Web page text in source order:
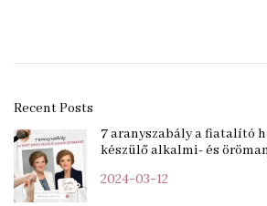
Recent Posts
7 aranyszabály a fiatalító
készülő alkalmi- és
2024-03-12